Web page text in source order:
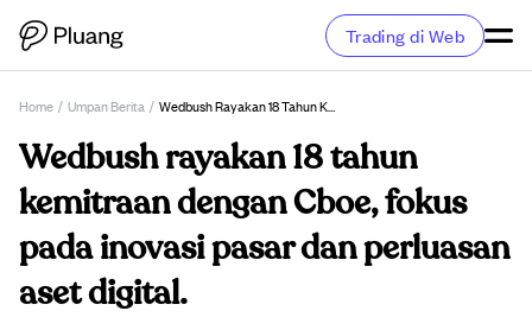
Trading di Web
Home / Umpan Berita / Wedbush Rayakan 18 Tahun Kemitraan Dengan Cboe, Fokus Pada Inovasi Pasar Dan Perluasan Aset Digital.
Wedbush rayakan 18 tahun
kemitraan dengan Cboe, fokus
pada inovasi pasar dan perluasan
aset digital.